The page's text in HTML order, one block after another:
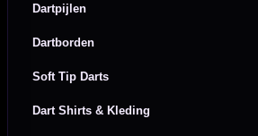
Dartpijlen
Dartborden
Soft Tip Darts
Dart Shirts & Kleding